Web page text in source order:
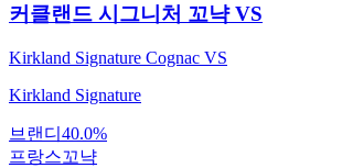
커클랜드 시그니처 꼬냑 VS
Kirkland Signature Cognac VS
Kirkland Signature
브랜디 40.0%
프랑스꼬냑